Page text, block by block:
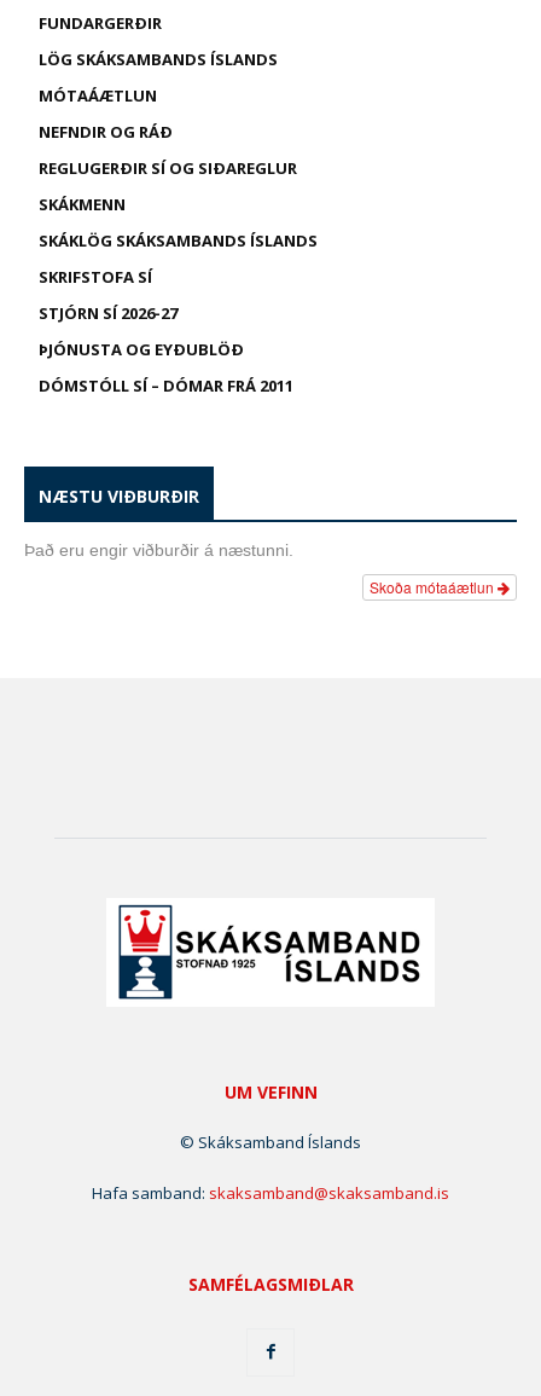
FUNDARGERÐIR
LÖG SKÁKSAMBANDS ÍSLANDS
MÓTAÁÆTLUN
NEFNDIR OG RÁÐ
REGLUGERÐIR SÍ OG SIÐAREGLUR
SKÁKMENN
SKÁKLÖG SKÁKSAMBANDS ÍSLANDS
SKRIFSTOFA SÍ
STJÓRN SÍ 2026-27
ÞJÓNUSTA OG EYÐUBLÖÐ
DÓMSTÓLL SÍ – DÓMAR FRÁ 2011
NÆSTU VIÐBURÐIR
Það eru engir viðburðir á næstunni.
Skoða mótaáætlun
UM VEFINN
© Skáksamband Íslands
Hafa samband: skaksamband@skaksamband.is
SAMFÉLAGSMIÐLAR